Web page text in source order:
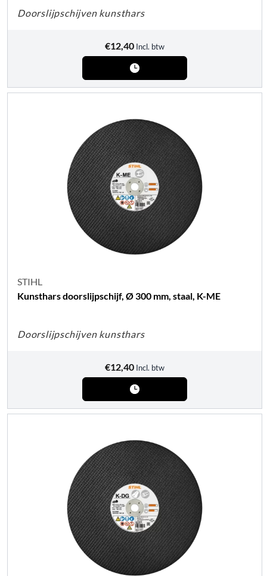
Doorslijpschijven kunsthars
€12,40 Incl. btw
STIHL
Kunsthars doorslijpschijf, Ø 300 mm, staal, K-ME
Doorslijpschijven kunsthars
€12,40 Incl. btw